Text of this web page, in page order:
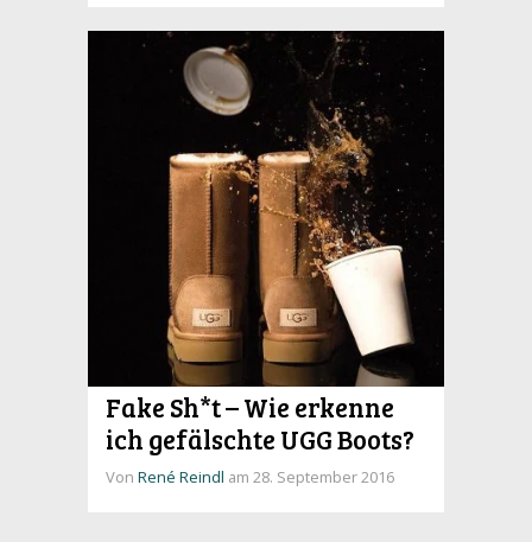
Fake Sh*t – Wie erkenne
ich gefälschte UGG Boots?
Von René Reindl am 28. September 2016